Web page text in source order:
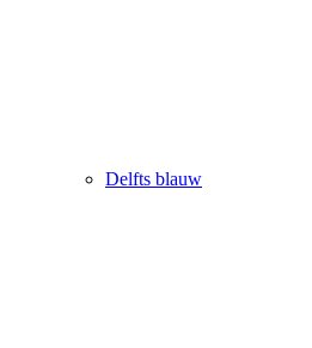
Delfts blauw